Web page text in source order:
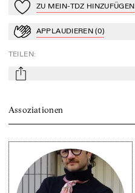
Zu Mein-TdZ hinzufügen
ZU MEIN-TDZ HINZUFÜGEN
ApplaudierenAPPLAUDIEREN (0)
TEILEN:
mail
Assoziationen